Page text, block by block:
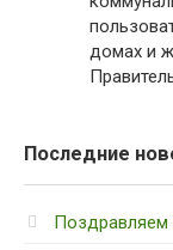
домах и
Последние
Поздравляем